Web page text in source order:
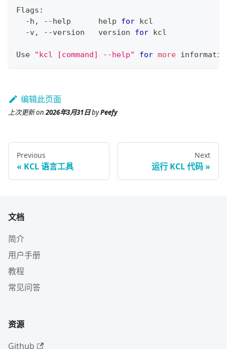
Flags:
  -h, --help
help for kcl
  -v, --version   version
for kcl
Use "kcl [command] --help" for more
编辑此页面
上次更新on2026年3月31日byPeefy
Previous
KCL 语言工具
Next
运行 KCL 代码
文档
简介
用户手册
教程
常见问答
资源
Github